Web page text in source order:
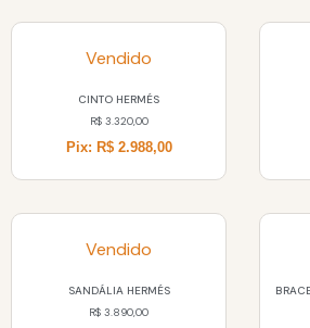
Vendido
CINTO HERMÉS
R$3.320,00
Pix: R$ 2.988,00
Vendido
SANDÁLIA HERMÉS
R$ 3.890,00